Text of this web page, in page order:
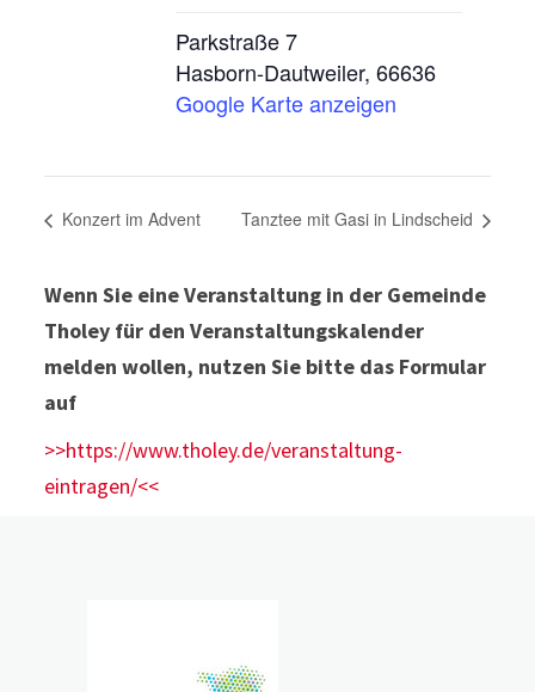
Parkstraße 7
Hasborn-Dautweiler, 66636
Google Karte anzeigen
Konzert im Advent Tanztee mit Gasi in Lindscheid
Wenn Sie eine Veranstaltung in der Gemeinde
Tholey für den Veranstaltungskalender
melden wollen, nutzen Sie bitte das Formular
auf
>>https://www.tholey.de/veranstaltung-
eintragen/<<